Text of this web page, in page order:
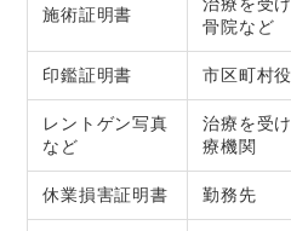
施術証明書
骨院など
印鑑証明書 市区町村
レントゲン写真
など
治療を受
療機関
休業損害証明書 勤務先